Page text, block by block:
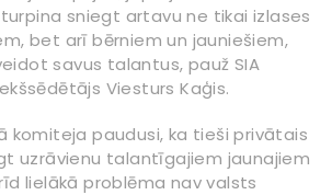
sniegt artavu ne tikai izlases
bet arī bērniem un jauniešiem,
savus talantus, pauž SIA
Viesturs Kaģis.
komiteja paudusi, ka tieši privātais
uzrāvienu talantīgajiem jaunajiem
lielākā problēma nav valsts